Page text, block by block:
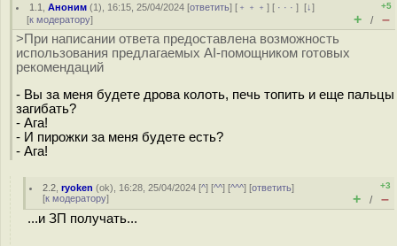
1.1 ,Аноним (1), 16:15, 25/04/2024 [ответить] [ ﹢﹢﹢] [ · · ·][↓]
[к модератору]
+5
+ / –
>При написании ответа предоставлена возможность
использования предлагаемых AI-помощником готовых
рекомендаций
- Вы за меня будете дрова колоть, печь топить и еще пальцы
загибать?
- Ага!
- И пирожки за меня будете есть?
- Ага!
2.2 ,ryoken (ok), 16:28, 25/04/2024 [^] [^^] [^^^] [ответить]
[к модератору]
+3
+ / –
...и ЗП получать...